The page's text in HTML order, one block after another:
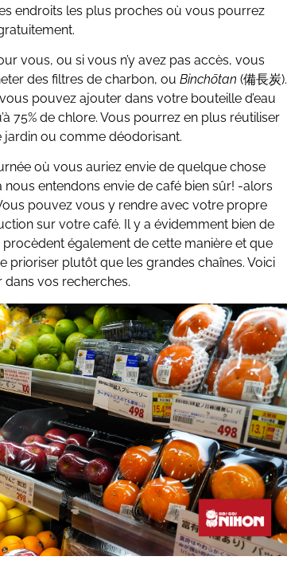
endroits les plus proches où vous pourrez
vous, ou si vous n’y avez pas accès, vous
des filtres de charbon, ouBinchōtan (備長炭).
vous pouvez ajouter dans votre bouteille d’eau
75% de chlore. Vous pourrez en plus réutiliser
jardin ou comme déodorisant.
où vous auriez envie de quelque chose
nous entendons envie de café bien sûr! -alors
pouvez vous y rendre avec votre propre
sur votre café. Il y a évidemment bien de
également de cette manière et que
prioriser plutôt que les grandes chaînes. Voici
vos recherches.